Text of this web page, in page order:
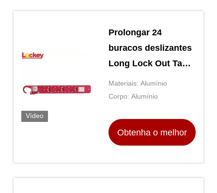
Vídeo
Prolongar 24
buracos deslizantes
Long Lock Out Tag
Out Hasp com 24
fechaduras em
Materiais: Alumínio
Corpo: Alumínio
Obtenha o melhor